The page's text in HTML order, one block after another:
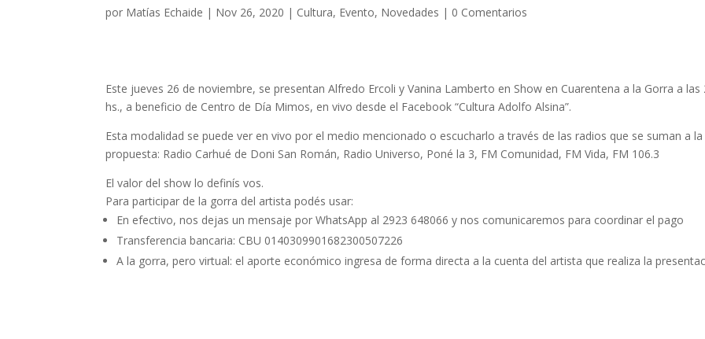
por Matías Echaide | Nov 26, 2020 | Cultura, Evento, Novedades | 0 Comentarios
Este jueves 26 de noviembre, se presentan Alfredo Ercoli y Vanina Lamberto en Show en Cuarentena a la Gorra a las
hs., a beneficio de Centro de Día Mimos, en vivo desde el Facebook “Cultura Adolfo Alsina”.
Esta modalidad se puede ver en vivo por el medio mencionado o escucharlo a través de las radios que se suman a la
propuesta: Radio Carhué de Doni San Román, Radio Universo, Poné la 3, FM Comunidad, FM Vida, FM 106.3
El valor del show lo definís vos.
Para participar de la gorra del artista podés usar:
En efectivo, nos dejas un mensaje por WhatsApp al 2923 648066 y nos comunicaremos para coordinar el pago
Transferencia bancaria: CBU 0140309901682300507226
A la gorra, pero virtual: el aporte económico ingresa de forma directa a la cuenta del artista que realiza la